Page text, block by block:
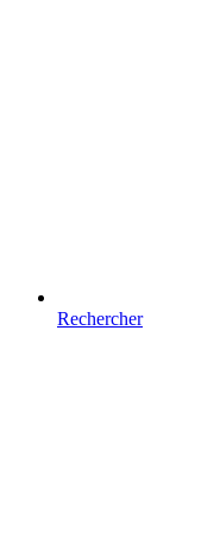
Rechercher